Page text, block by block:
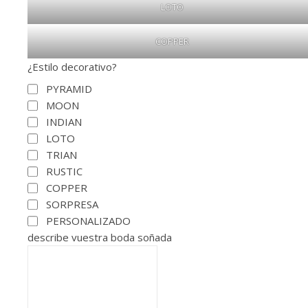
LOTO
COPPER
¿Estilo decorativo?
PYRAMID
MOON
INDIAN
LOTO
TRIAN
RUSTIC
COPPER
SORPRESA
PERSONALIZADO
describe vuestra boda soñada